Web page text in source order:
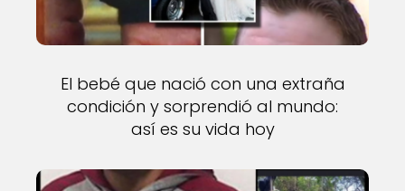
El bebé que nació con una extraña
condición y sorprendió al mundo:
así es su vida hoy